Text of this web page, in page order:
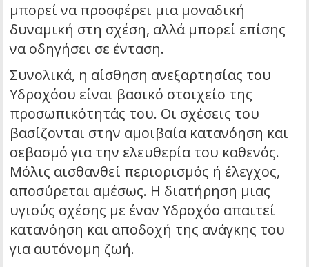
μπορεί να προσφέρει μια μοναδική
δυναμική στη σχέση, αλλά μπορεί επίσης
να οδηγήσει σε ένταση.
Συνολικά, η αίσθηση ανεξαρτησίας του
Υδροχόου είναι βασικό στοιχείο της
προσωπικότητάς του. Οι σχέσεις του
βασίζονται στην αμοιβαία κατανόηση και
σεβασμό για την ελευθερία του καθενός.
Μόλις αισθανθεί περιορισμός ή έλεγχος,
αποσύρεται αμέσως. Η διατήρηση μιας
υγιούς σχέσης με έναν Υδροχόο απαιτεί
κατανόηση και αποδοχή της ανάγκης του
για αυτόνομη ζωή.